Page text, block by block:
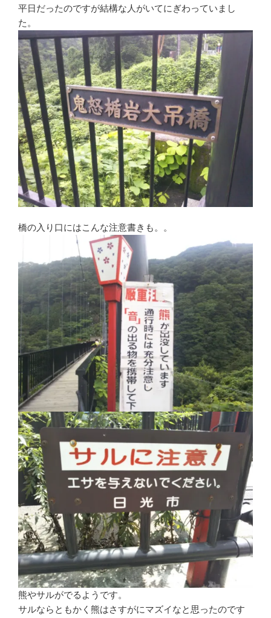
平日だったのですが結構な人がいてにぎわっていまし
た。
橋の入り口にはこんな注意書きも。。
熊やサルがでるようです。
サルならともかく熊はさすがにマズイなと思ったのです